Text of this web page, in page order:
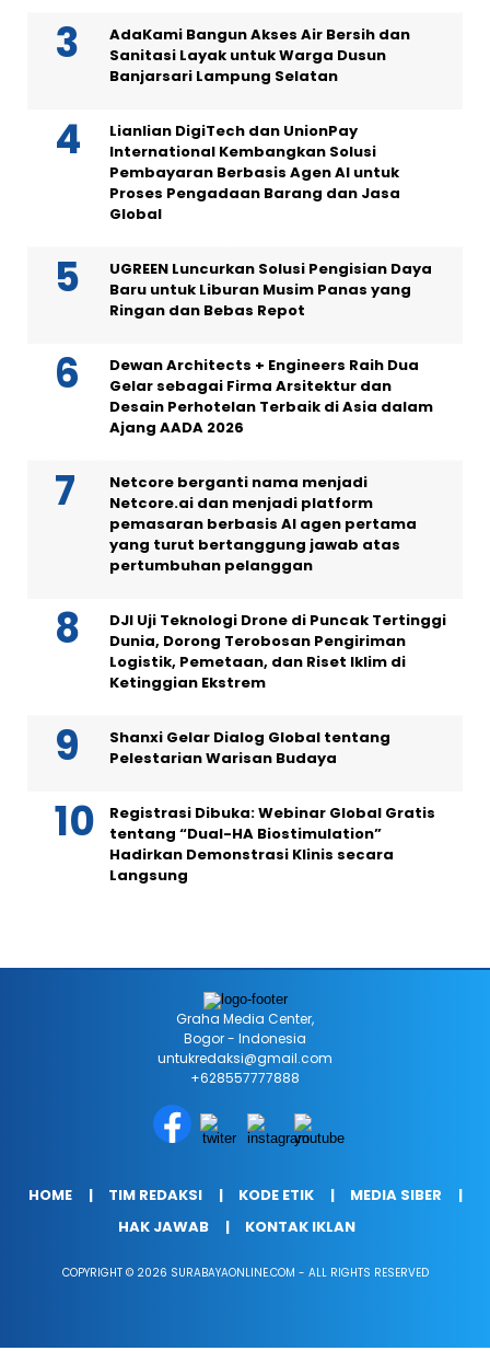
AdaKami Bangun Akses Air Bersih dan
Sanitasi Layak untuk Warga Dusun
Banjarsari Lampung Selatan
Lianlian DigiTech dan UnionPay
International Kembangkan Solusi
Pembayaran Berbasis Agen AI untuk
Proses Pengadaan Barang dan Jasa
Global
UGREEN Luncurkan Solusi Pengisian Daya
Baru untuk Liburan Musim Panas yang
Ringan dan Bebas Repot
Dewan Architects + Engineers Raih Dua
Gelar sebagai Firma Arsitektur dan
Desain Perhotelan Terbaik di Asia dalam
Ajang AADA 2026
Netcore berganti nama menjadi
Netcore.ai dan menjadi platform
pemasaran berbasis AI agen pertama
yang turut bertanggung jawab atas
pertumbuhan pelanggan
DJI Uji Teknologi Drone di Puncak Tertinggi
Dunia, Dorong Terobosan Pengiriman
Logistik, Pemetaan, dan Riset Iklim di
Ketinggian Ekstrem
Shanxi Gelar Dialog Global tentang
Pelestarian Warisan Budaya
Registrasi Dibuka: Webinar Global Gratis
tentang “Dual-HA Biostimulation”
Hadirkan Demonstrasi Klinis secara
Langsung
Graha Media Center,
Bogor - Indonesia
untukredaksi@gmail.com
+628557777888
HOME TIM REDAKSI KODE ETIK
MEDIA SIBER
HAK JAWAB
KONTAK IKLAN
COPYRIGHT © 2026 SURABAYAONLINE.COM - ALL RIGHTS RESERVED